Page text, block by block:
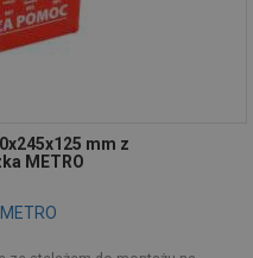
mm z
METRO
METRO